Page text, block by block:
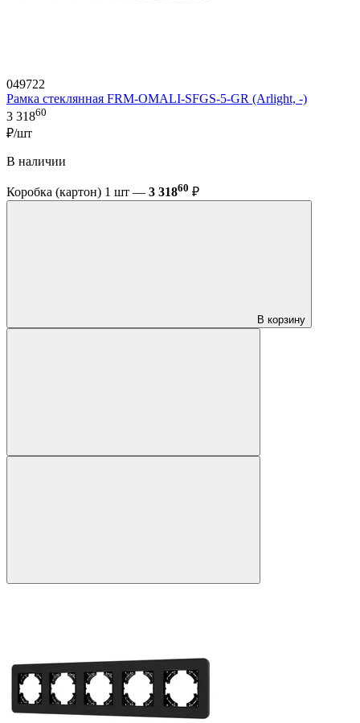
049722
Рамка стеклянная FRM-OMALI-SFGS-5-GR (Arlight, -)
3 31860
₽/шт
В наличии
Коробка (картон) 1 шт — 3 31860 ₽
В корзину